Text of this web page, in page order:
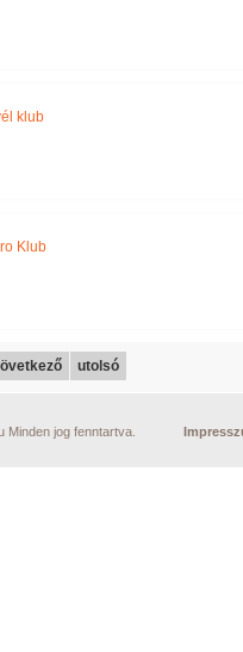
klub
Klub
utolsó
jog fenntartva.